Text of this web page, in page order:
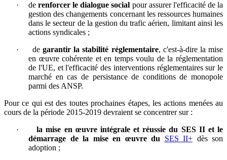
·
derenforcer le dialogue social pour assurer l'efficacité de la
gestion des changements concernant les ressources humaines
dans le secteur de la gestion du trafic aérien, limitant ainsi les
actions syndicales ;
·
degarantir la stabilité réglementaire, c'est-à-dire la mise
en œuvre cohérente et en temps voulu de la réglementation
de l'UE, et l'efficacité des interventions réglementaires sur le
marché en cas de persistance de conditions de monopole
parmi des ANSP.
Pour ce qui est des toutes prochaines étapes, les actions menées au
cours de la période 2015-2019 devraient se concentrer sur :
·
la mise en œuvre intégrale et réussie du SES II et le
démarrage de la mise en œuvre du SES II+ dès son
adoption ;